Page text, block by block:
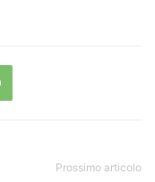
Prossimo articolo